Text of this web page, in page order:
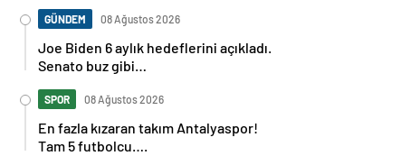
GÜNDEM 08 Ağustos 2026
Joe Biden 6 aylık hedeflerini açıkladı.
Senato buz gibi…
SPOR 08 Ağustos 2026
En fazla kızaran takım Antalyaspor!
Tam 5 futbolcu….